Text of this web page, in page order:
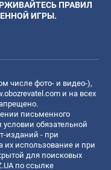
ПРАВИЛ
ИГРЫ.
числе фото- и видео-),
и на всех
письменного
обязательной
изданий - при
их использование и при
для поисковых
по ссылке